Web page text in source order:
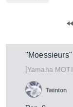
"Moessieurs"
[Yamaha
Twinton